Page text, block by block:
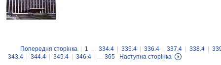
Попередня сторінка 1 ... 334.4 335.4 336.4 337.4 338.4
343.4
344.4 345.4 346.4 | ... 365 Наступна сторінка